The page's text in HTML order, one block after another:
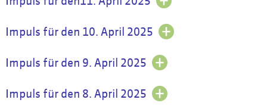
Impuls für den 10. April 2025
Impuls für den 9. April 2025
Impuls für den 8. April 2025